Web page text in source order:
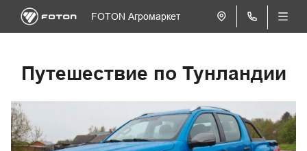
FOTON Агромаркет
Путешествие по Тунландии